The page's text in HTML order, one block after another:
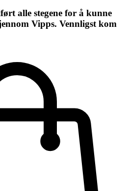
alle stegene for å kunne
Vipps. Vennligst kom